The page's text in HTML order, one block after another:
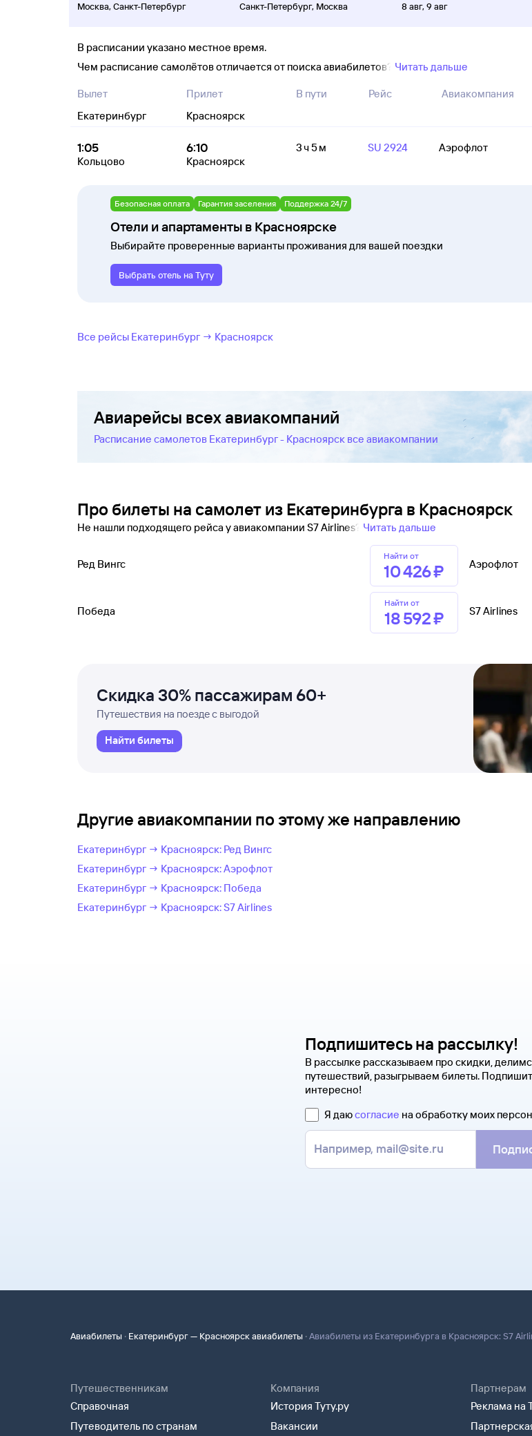
Москва, Санкт-Петербург Санкт-Петербург, Москва 8 авг, 9 авг
В расписании указано местное время.
Чем расписание самолётов отличается от поиска авиабилетов? Читать дальше
Вылет
Екатеринбург
Прилет
Красноярск
В пути Рейс Авиакомпания
1:05
Кольцово
6:10
Красноярск
3 ч 5 м SU 2924 Аэрофлот
Безопасная оплата Гарантия заселения Поддержка 24/7
Отели и апартаменты в Красноярске
Выбирайте проверенные варианты проживания для вашей поездки
Выбрать отель на Туту
Все рейсы Екатеринбург → Красноярск
Авиарейсы всех авиакомпаний
Расписание самолетов Екатеринбург - Красноярск все авиакомпании
Про билеты на самолет из Екатеринбурга в Красноярск
Не нашли подходящего рейса у авиакомпании S7 Airlines? Читать дальше
Ред Вингс
Найти от
10 ⁠426 ⁠₽ Аэрофлот
Победа
Найти от
18 ⁠592 ⁠₽ S7 Airlines
Скидка 30% пассажирам 60+
Путешествия на поезде с выгодой
Найти билеты
Другие авиакомпании по этому же направлению
Екатеринбург → Красноярск: Ред Вингс
Екатеринбург → Красноярск: Аэрофлот
Екатеринбург → Красноярск: Победа
Екатеринбург → Красноярск: S7 Airlines
Подпишитесь на рассылку!
В рассылке рассказываем про скидки,
путешествий, разыгрываем билеты.
интересно!
Я даюсогласие на обработку моих
Авиабилеты · Екатеринбург — Красноярск авиабилеты ·Авиабилеты из Екатеринбурга в Красноярск: S7
Путешественникам
Справочная
Путеводитель по странам
Компания
История Туту.ру
Вакансии
Партнерам
Реклама на